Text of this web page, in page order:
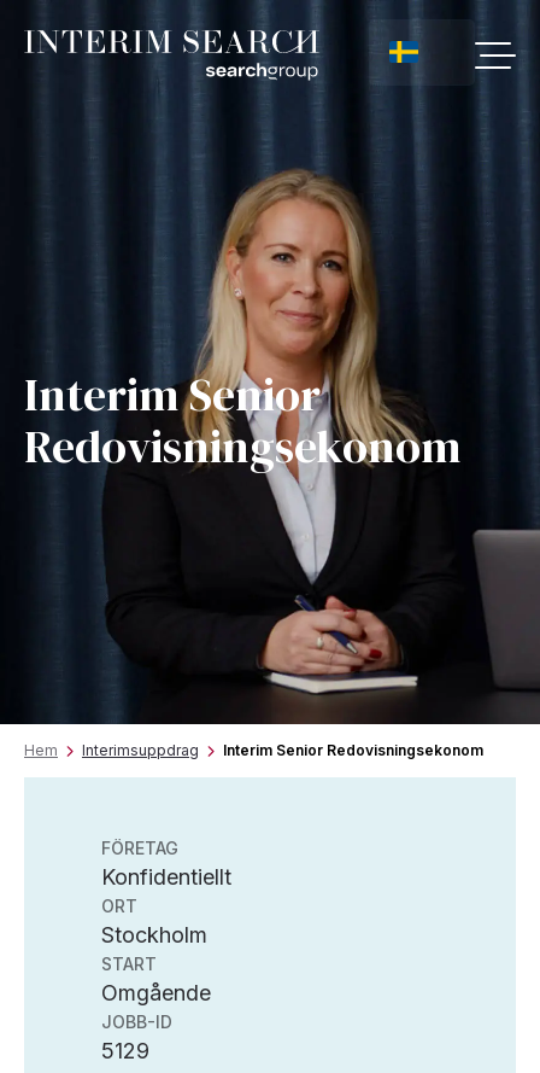
Interim Senior
Redovisningsekonom
Hem Interimsuppdrag Interim Senior Redovisningsekonom
FÖRETAG
Konfidentiellt
ORT
Stockholm
START
Omgående
JOBB-ID
5129